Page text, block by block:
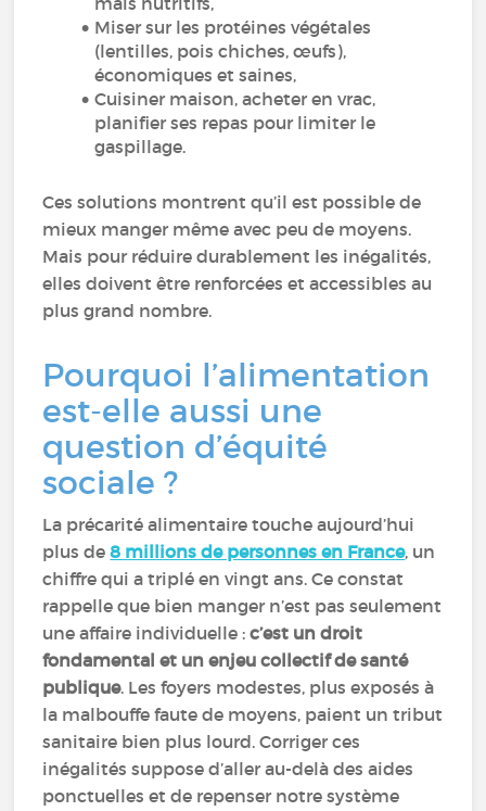
Miser sur les protéines végétales
(lentilles, pois chiches, œufs),
économiques et saines,
Cuisiner maison, acheter en vrac,
planifier ses repas pour limiter le
gaspillage.
Ces solutions montrent qu’il est possible de
mieux manger même avec peu de moyens.
Mais pour réduire durablement les inégalités,
elles doivent être renforcées et accessibles au
plus grand nombre.
Pourquoi l’alimentation
est-elle aussi une
question d’équité
sociale ?
La précarité alimentaire touche aujourd’hui
plus de8 millions de personnes en France, un
chiffre qui a triplé en vingt ans. Ce constat
rappelle que bien manger n’est pas seulement
une affaire individuelle :c’est un droit
fondamental et un enjeu collectif de santé
publique. Les foyers modestes, plus exposés à
la malbouffe faute de moyens, paient un tribut
sanitaire bien plus lourd. Corriger ces
inégalités suppose d’aller au-delà des aides
ponctuelles et de repenser notre système